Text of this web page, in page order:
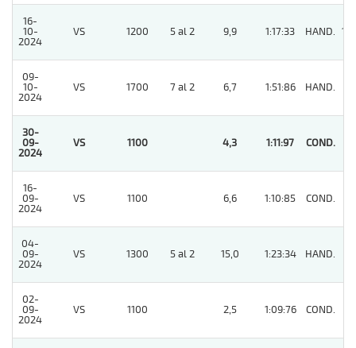
16-
10-
2024
VS 1200 5 al 2 9,9 1:17:33 HAND. 10
09-
10-
2024
VS 1700 7 al 2 6,7 1:51:86 HAND.
30-
09-
2024
VS 1100 4,3 1:11:97 COND.
16-
09-
2024
VS 1100 6,6 1:10:85 COND.
04-
09-
2024
VS 1300 5 al 2 15,0 1:23:34 HAND.
02-
09-
2024
VS 1100 2,5 1:09:76 COND.